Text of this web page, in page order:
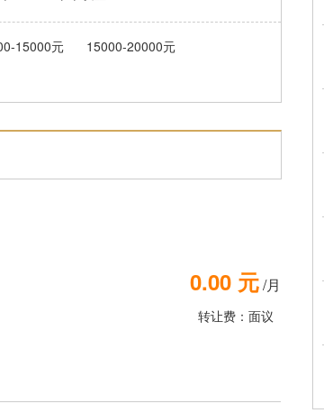
15000元
15000-20000元
0.00 元/月
转让费：面议